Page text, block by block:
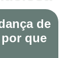
de
que